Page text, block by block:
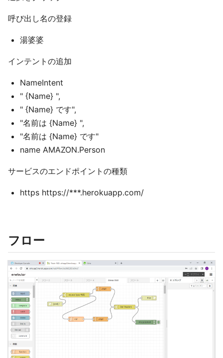
呼び出し名の登録
湯婆婆
インテントの追加
NameIntent
" {Name} ",
" {Name} です",
"名前は {Name} ",
"名前は {Name} です"
name AMAZON.Person
サービスのエンドポイントの種類
https https://***.herokuapp.com/
フロー